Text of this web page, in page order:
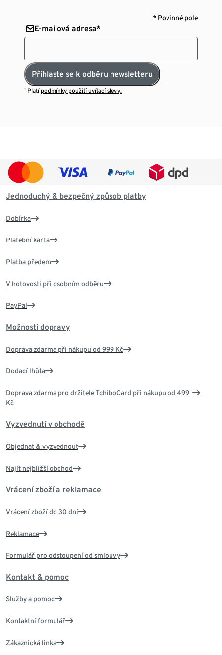
* Povinné pole
E-mailová adresa*
Přihlaste se k odběru newsletteru
¹ Platí podmínky použití uvítací slevy.
Jednoduchý & bezpečný způsob platby
Dobírka
Platební karta
Platba předem
V hotovosti při osobním odběru
PayPal
Možnosti dopravy
Doprava zdarma při nákupu od 999 Kč
Dodací lhůta
Doprava zdarma pro držitele TchiboCard při nákupu od 499
Kč
Vyzvednutí v obchodě
Objednat & vyzvednout
Najít nejbližší obchod
Vrácení zboží a reklamace
Vrácení zboží do 30 dní
Reklamace
Formulář pro odstoupení od smlouvy
Kontakt & pomoc
Služby a pomoc
Kontaktní formulář
Zákaznická linka